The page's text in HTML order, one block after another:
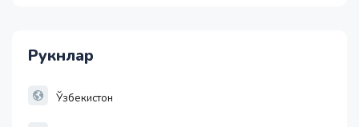
11915.64
1 EUR
Рукнлар
Ўзбекистон